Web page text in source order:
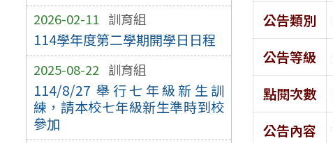
2026-02-11 訓育組
114學年度第二學期開學日日程
2025-08-22 訓育組
114/8/27 舉行七年級新生訓
練，請本校七年級新生準時到校
參加
公告類別
公告等級
點閱次數
公告內容